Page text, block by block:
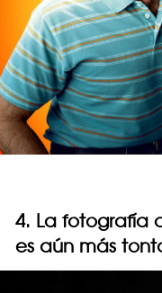
4. La fotografía
es aún más